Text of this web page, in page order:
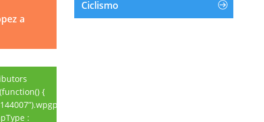
a
{
:
Ciclismo